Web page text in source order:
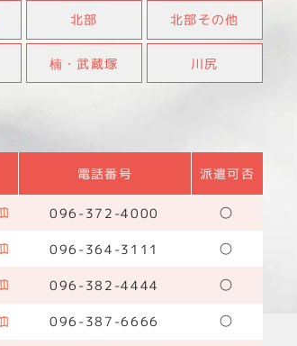
北部 北部その他
楠・武蔵塚 川尻
電話番号 派遣可否
096-372-4000 ○
096-364-3111 ○
096-382-4444 ○
096-387-6666 ○